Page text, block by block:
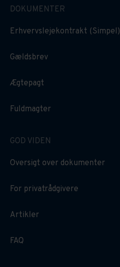
DOKUMENTER
Erhvervslejekontrakt (Simpel)
Gældsbrev
Ægtepagt
Fuldmagter
GOD VIDEN
Oversigt over dokumenter
For privatrådgivere
Artikler
FAQ